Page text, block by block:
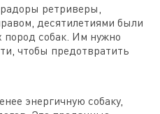
ретриверы,
десятилетиями были
собак. Им нужно
чтобы предотвратить
энергичную собаку,